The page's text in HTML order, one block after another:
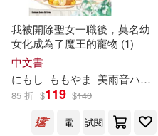
ハルミチヒロ(3)
ハロルド作石(3)
ヨネモンタケアキ(3)
B-Gram/B ZONE(1)
FuRyu(1)
我被開除聖女一職後，莫名幼
女化成為了魔王的寵物 (1)
中文書
にもし
ももやま 美雨音ハル
85 折 $119 $140
電
試閱